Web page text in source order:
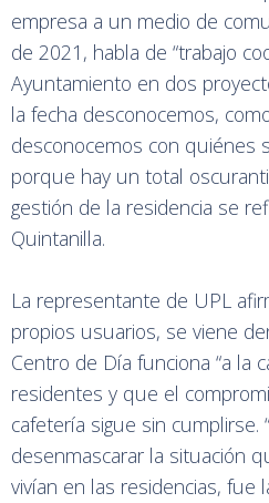
empresa a un medio de
de 2021, habla de “trabajo
Ayuntamiento en dos
la fecha desconocemos,
desconocemos con quiénes
porque hay un total
gestión de la residencia se
Quintanilla.
La representante de UPL
propios usuarios, se viene
Centro de Día funciona “a la
residentes y que el
cafetería sigue sin cumplirse.
desenmascarar la situación
vivían en las residencias, fue